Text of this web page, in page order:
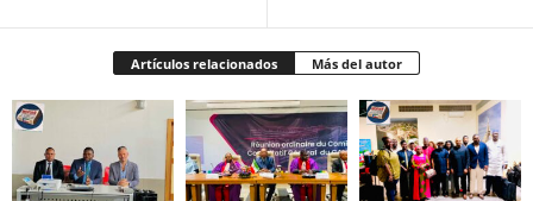
Artículos relacionados Más del autor